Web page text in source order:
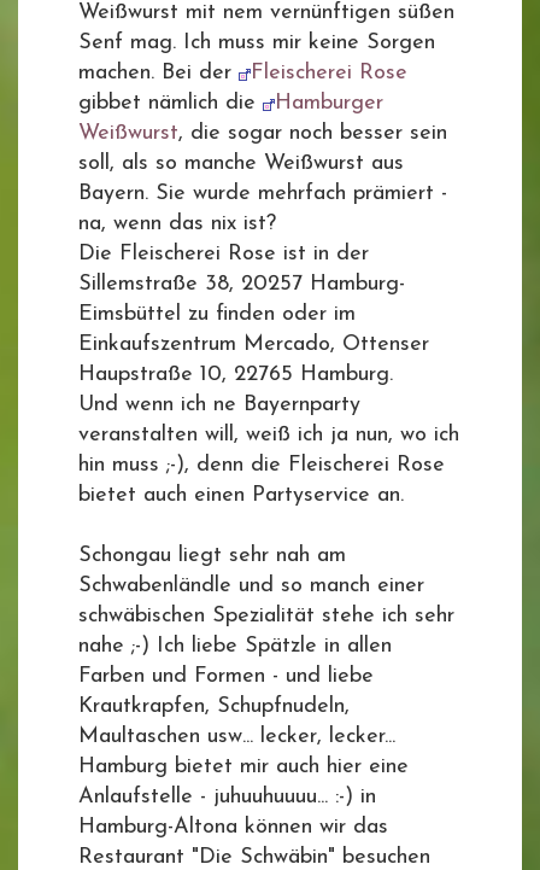
Weißwurst mit nem vernünftigen süßen
Senf mag. Ich muss mir keine Sorgen
machen. Bei der
Fleischerei Rose
gibbet nämlich die
Hamburger
Weißwurst, die sogar noch besser sein
soll, als so manche Weißwurst aus
Bayern. Sie wurde mehrfach prämiert -
na, wenn das nix ist?
Die Fleischerei Rose ist in der
Sillemstraße 38, 20257 Hamburg-
Eimsbüttel zu finden oder im
Einkaufszentrum Mercado, Ottenser
Haupstraße 10, 22765 Hamburg.
Und wenn ich ne Bayernparty
veranstalten will, weiß ich ja nun, wo ich
hin muss ;-), denn die Fleischerei Rose
bietet auch einen Partyservice an.
Schongau liegt sehr nah am
Schwabenländle und so manch einer
schwäbischen Spezialität stehe ich sehr
nahe ;-) Ich liebe Spätzle in allen
Farben und Formen - und liebe
Krautkrapfen, Schupfnudeln,
Maultaschen usw... lecker, lecker...
Hamburg bietet mir auch hier eine
Anlaufstelle - juhuuhuuuu... :-) in
Hamburg-Altona können wir das
Restaurant "Die Schwäbin" besuchen